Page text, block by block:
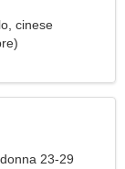
cinese
23-29